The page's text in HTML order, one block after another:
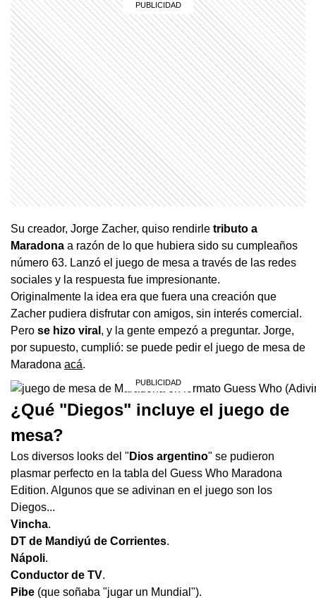
Su creador, Jorge Zacher, quiso rendirle tributo a
Maradona a razón de lo que hubiera sido su cumpleaños
número 63. Lanzó el juego de mesa a través de las redes
sociales y la respuesta fue impresionante.
Originalmente la idea era que fuera una creación que
Zacher pudiera disfrutar con amigos, sin interés comercial.
Pero se hizo viral , y la gente empezó a preguntar. Jorge,
por supuesto, cumplió: se puede pedir el juego de mesa de
Maradona acá.
¿Qué "Diegos" incluye el juego de
mesa?
Los diversos looks del " Dios argentino" se pudieron
plasmar perfecto en la tabla del Guess Who Maradona
Edition. Algunos que se adivinan en el juego son los
Diegos...
Vincha.
DT de Mandiyú de Corrientes.
Nápoli.
Conductor de TV.
Pibe (que soñaba "jugar un Mundial").